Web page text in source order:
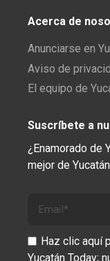
Acerca de
Anunciarse en
Aviso de
El equipo de
Suscríbete a
¿Enamorado de
mejor de
Haz clic aquí
Yucatán Today;